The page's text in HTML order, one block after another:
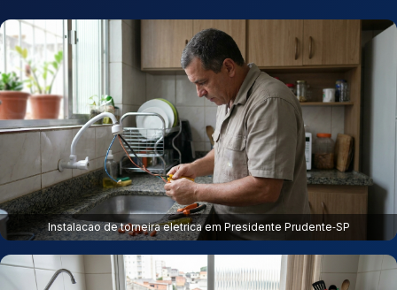
Instalacao de torneira eletrica em Presidente Prudente‑SP